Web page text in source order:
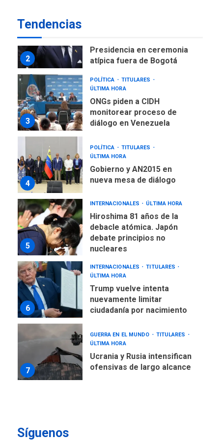
Tendencias
2
Presidencia en ceremonia
atípica fuera de Bogotá
3
POLÍTICA
TITULARES
ÚLTIMA HORA
ONGs piden a CIDH
monitorear proceso de
diálogo en Venezuela
4
POLÍTICA
TITULARES
ÚLTIMA HORA
Gobierno y AN2015 en
nueva mesa de diálogo
5
INTERNACIONALES ÚLTIMA HORA
Hiroshima 81 años de la
debacle atómica. Japón
debate principios no
nucleares
6
INTERNACIONALES
TITULARES
ÚLTIMA HORA
Trump vuelve intenta
nuevamente limitar
ciudadanía por nacimiento
7
GUERRA EN EL MUNDO
TITULARES
ÚLTIMA HORA
Ucrania y Rusia intensifican
ofensivas de largo alcance
1
Síguenos